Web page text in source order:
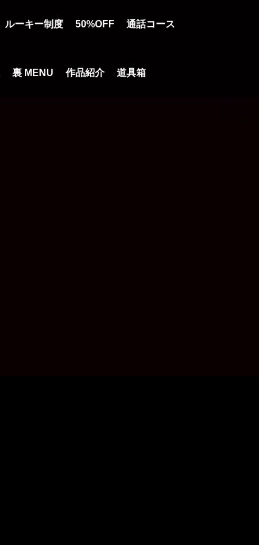
ルーキー制度 50%OFF 通話コース
裏 MENU 作品紹介 道具箱